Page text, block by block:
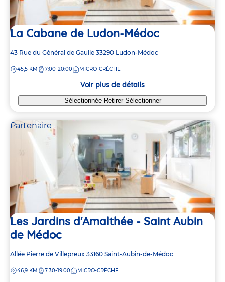
La Cabane de Ludon-Médoc
Adresse
la
43 Rue du Général de Gaulle 33290 Ludon-Médoc
DISTANCE
45,5 KM 7:00-20:00 MICRO-CRÈCHE
Voir plus de détails
Sélectionnée Retirer Sélectionner
Partenaire
Les Jardins d'Amalthée - Saint Aubin
de Médoc
Adresse
la
Allée Pierre de Villepreux 33160 Saint-Aubin-de-Médoc
DISTANCE
46,9 KM 7:30-19:00 MICRO-CRÈCHE